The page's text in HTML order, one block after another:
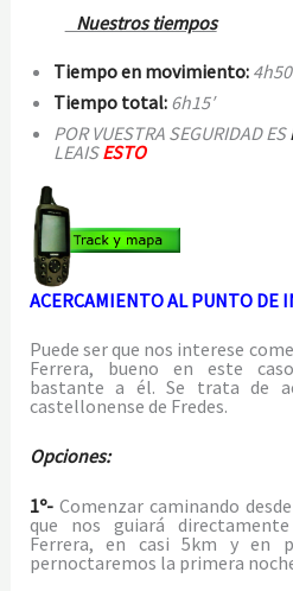
Nuestros tiempos
Tiempo en movimiento:
Tiempo total: 6h15′
POR VUESTRA SEGURIDAD ES
LEAISESTO
ACERCAMIENTO AL PUNTO DE
Puede ser que nos interese
Ferrera, bueno en este
bastante a él. Se trata de
castellonense de Fredes.
Opciones:
1º-Comenzar caminando
que nos guiará
Ferrera, en casi 5km y en
pernoctaremos la primera